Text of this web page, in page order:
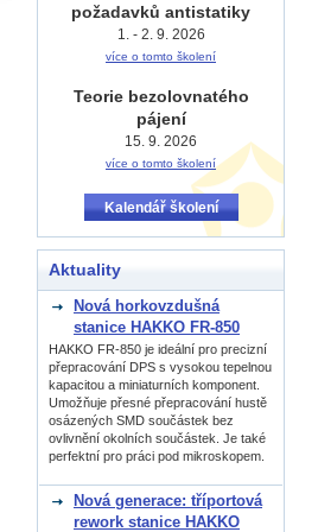
požadavků antistatiky
1. - 2. 9. 2026
více o tomto školení
Teorie bezolovnatého
pájení
15. 9. 2026
více o tomto školení
Kalendář školení
Aktuality
Nová horkovzdušná
stanice HAKKO FR-850
HAKKO FR-850 je ideální pro precizní
přepracování DPS s vysokou tepelnou
kapacitou a miniaturních komponent.
Umožňuje přesné přepracování hustě
osázených SMD součástek bez
ovlivnění okolních součástek. Je také
perfektní pro práci pod mikroskopem.
Nová generace: tříportová
rework stanice HAKKO